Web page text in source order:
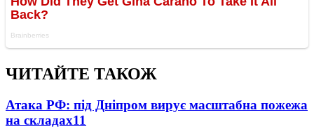
ЧИТАЙТЕ ТАКОЖ
Атака РФ: під Дніпром вирує масштабна пожежа
на складах11